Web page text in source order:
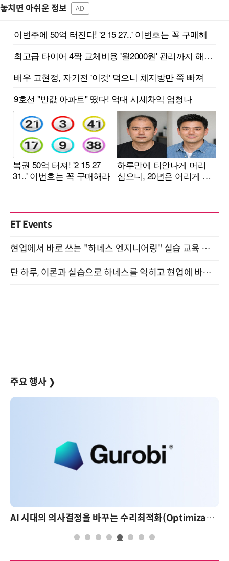
놓치면 아쉬운 정보 AD
ET Events
현업에서 바로 쓰는 "하네스 엔지니어링" 실습 교육 워크숍 8월 20일 개최
단 하루, 이론과 실습으로 하네스를 익히고 현업에 바로 쓰는 핸즈온 워크숍 (8/20)
주요 행사 ❯
AI 시대의 의사결정을 바꾸는 수리최적화(Optimization): 실제 산업 적용 사례와 활용 전략